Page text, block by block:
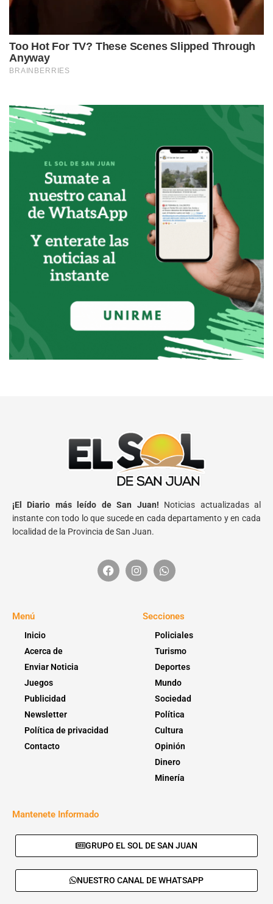
¡El Diario más leído de San Juan! Noticias actualizadas al
instante con todo lo que sucede en cada departamento y en cada
localidad de la Provincia de San Juan.
Menú
Inicio
Acerca de
Enviar Noticia
Juegos
Publicidad
Newsletter
Política de privacidad
Contacto
Secciones
Policiales
Turismo
Deportes
Mundo
Sociedad
Política
Cultura
Opinión
Dinero
Minería
Mantenete Informado
GRUPO EL SOL DE SAN JUAN
NUESTRO CANAL DE WHATSAPP